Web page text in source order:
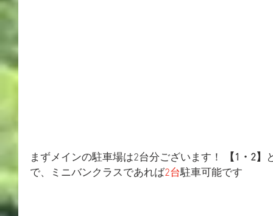
まずメインの駐車場は2台分ございます！ 【1・2】
で、ミニバンクラスであれば2台駐車可能です